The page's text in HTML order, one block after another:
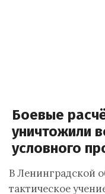
Боевые
уничтожили
условного
В Ленинградской
тактическое